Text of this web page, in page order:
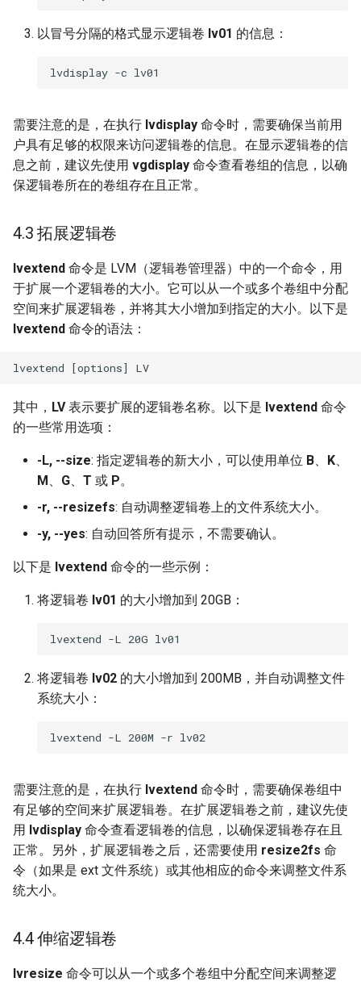
以冒号分隔的格式显示逻辑卷 lv01 的信息：
需要注意的是，在执行 lvdisplay 命令时，需要确保当前用
户具有足够的权限来访问逻辑卷的信息。在显示逻辑卷的信
息之前，建议先使用 vgdisplay 命令查看卷组的信息，以确
保逻辑卷所在的卷组存在且正常。
4.3 拓展逻辑卷
lvextend 命令是 LVM（逻辑卷管理器）中的一个命令，用
于扩展一个逻辑卷的大小。它可以从一个或多个卷组中分配
空间来扩展逻辑卷，并将其大小增加到指定的大小。以下是
lvextend 命令的语法：
其中， LV表示要扩展的逻辑卷名称。以下是 lvextend 命令
的一些常用选项：
-L, --size: 指定逻辑卷的新大小，可以使用单位 B、 K、
M、 G、 T 或 P。
-r, --resizefs: 自动调整逻辑卷上的文件系统大小。
-y, --yes: 自动回答所有提示，不需要确认。
以下是 lvextend 命令的一些示例：
将逻辑卷 lv01 的大小增加到 20GB：
将逻辑卷 lv02 的大小增加到 200MB，并自动调整文件
系统大小：
需要注意的是，在执行 lvextend 命令时，需要确保卷组中
有足够的空间来扩展逻辑卷。在扩展逻辑卷之前，建议先使
用 lvdisplay 命令查看逻辑卷的信息，以确保逻辑卷存在且
正常。另外，扩展逻辑卷之后，还需要使用 resize2fs 命
令（如果是 ext 文件系统）或其他相应的命令来调整文件系
统大小。
4.4 伸缩逻辑卷
lvresize 命令可以从一个或多个卷组中分配空间来调整逻